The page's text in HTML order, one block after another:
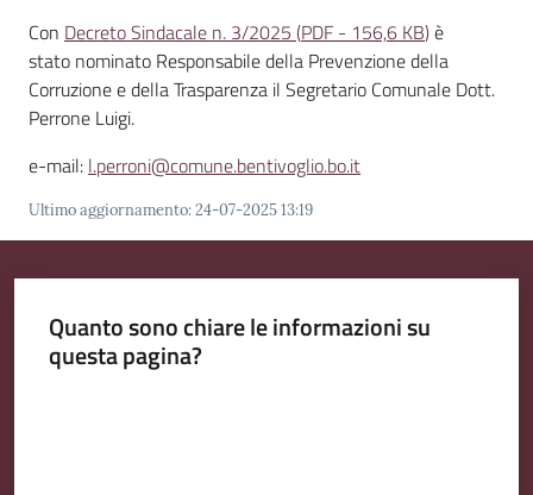
o
r
i
o
n
l
i
Tutti
Con Decreto Sindacale n. 3/2025 (PDF - 156,6 KB)è
stato nominato Responsabile della Prevenzione della
Corruzione e della Trasparenza il Segretario Comunale Dott.
Perrone Luigi.
e-mail: l.perroni@comune.bentivoglio.bo.it
Ultimo aggiornamento:24-07-2025 13:19
Quanto sono chiare le informazioni su
questa pagina?